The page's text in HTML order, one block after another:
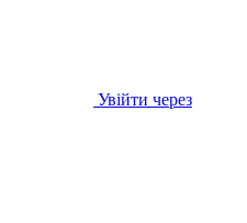
Увійти через